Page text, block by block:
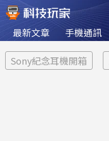
最新文章 手機通訊
Sony紀念耳機開箱